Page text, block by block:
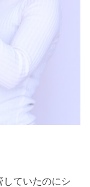
していたのにシ